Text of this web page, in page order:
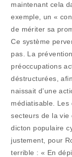
maintenant cela
exemple, un «
de mériter sa
Ce système
pas. La
préoccupations
déstructurées,
naissait d’une
médiatisable. Les
secteurs de la vie
dicton populaire
justement, pour
terrible : « En